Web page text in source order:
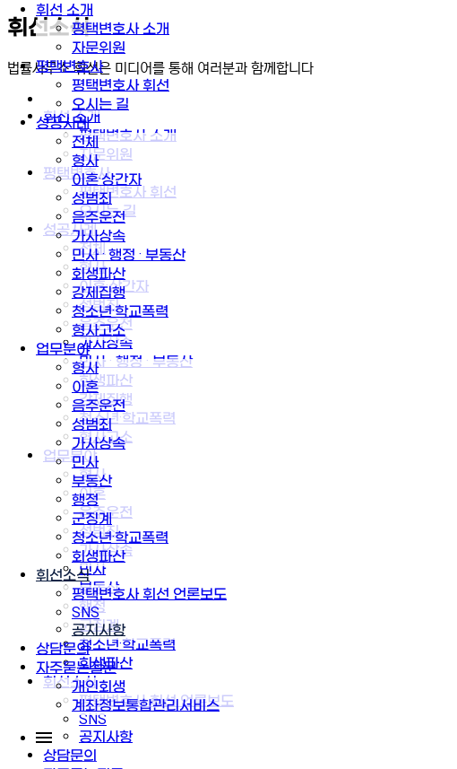
휘선 소개
평택변호사 소개
자문위원
평택변호사
평택변호사 휘선
오시는 길
성공사례
전체
형사
이혼·상간자
성범죄
음주운전
가사상속
민사 · 행정 · 부동산
회생파산
강제집행
청소년·학교폭력
형사고소
업무분야
형사
이혼
음주운전
성범죄
가사상속
민사
부동산
행정
군징계
청소년·학교폭력
회생파산
휘선소식
평택변호사 휘선 언론보도
SNS
공지사항
상담문의
자주묻는질문
개인회생
계좌정보통합관리서비스
휘선소식
법률사무소 휘선은 미디어를 통해 여러분과 함께합니다
휘선 소개
평택변호사 소개
자문위원
평택변호사
평택변호사 휘선
오시는 길
성공사례
전체
형사
이혼·상간자
성범죄
음주운전
가사상속
민사 · 행정 · 부동산
회생파산
강제집행
청소년·학교폭력
형사고소
업무분야
형사
이혼
음주운전
성범죄
가사상속
민사
부동산
행정
군징계
청소년·학교폭력
회생파산
휘선소식
평택변호사 휘선 언론보도
SNS
공지사항
상담문의